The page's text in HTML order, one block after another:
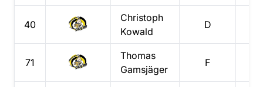
40
Christoph
Kowald
D
71
Thomas
Gamsjäger
F